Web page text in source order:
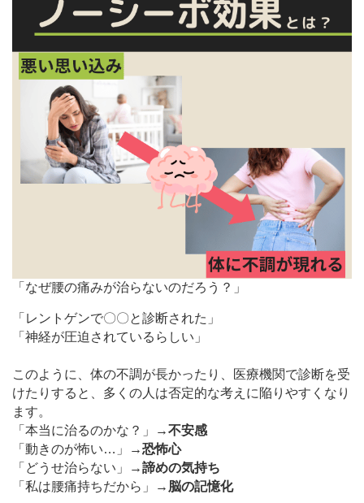
「なぜ腰の痛みが治らないのだろう？」
「レントゲンで〇〇と診断された」
「神経が圧迫されているらしい」
このように、体の不調が長かったり、医療機関で診断を受
けたりすると、多くの人は否定的な考えに陥りやすくなり
ます。
「本当に治るのかな？」
→不安感
「動きのが怖い…」
→恐怖心
「どうせ治らない」
→諦めの気持ち
「私は腰痛持ちだから」
→脳の記憶化